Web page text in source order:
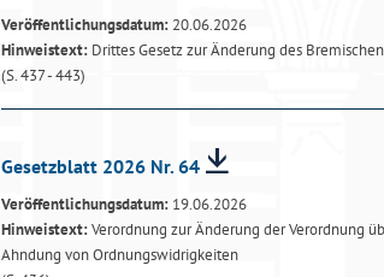
Veröffentlichungsdatum: 20.06.2026
Hinweistext: Drittes Gesetz zur Änderung des
(S. 437 - 443)
Gesetzblatt 2026 Nr. 64
Veröffentlichungsdatum: 19.06.2026
Hinweistext:Verordnung zur Änderung der Verordnung
Ahndung von Ordnungswidrigkeiten